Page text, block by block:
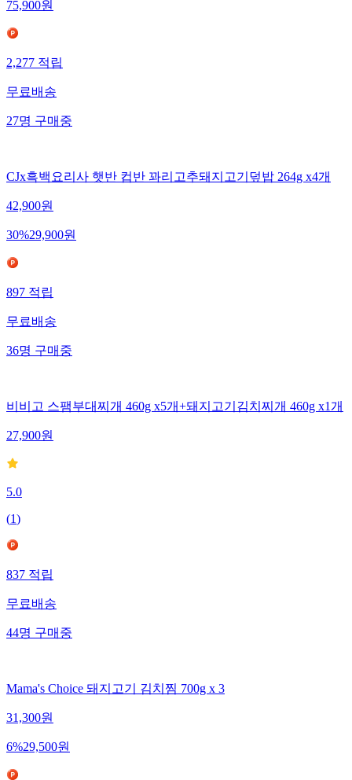
75,900원
2,277적립
무료배송
27명구매중
CJx흑백요리사 햇반 컵반 꽈리고추돼지고기덮밥 264g x4개
42,900원
30%29,900원
897적립
무료배송
36명구매중
비비고 스팸부대찌개 460g x5개+돼지고기김치찌개 460g x1개
27,900원
5.0
(1)
837적립
무료배송
44명구매중
Mama's Choice 돼지고기 김치찜 700g x 3
31,300원
6%29,500원